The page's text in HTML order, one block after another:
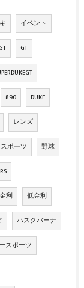
イベント
GT
890 DUKE
レンズ
スポーツ 野球
金利 低金利
ハスクバーナ
スポーツ